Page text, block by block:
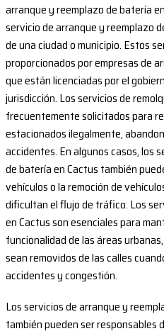
arranque y reemplazo de batería
servicio de arranque y reemplazo
de una ciudad o municipio. Estos
proporcionados por empresas de
que están licenciadas por el
jurisdicción. Los servicios de
frecuentemente solicitados para
estacionados ilegalmente,
accidentes. En algunos casos, los
de batería en Cactus también
vehículos o la remoción de
dificultan el flujo de tráfico. Los
en Cactus son esenciales para
funcionalidad de las áreas
sean removidos de las calles
accidentes y congestión.
Los servicios de arranque y
también pueden ser responsables